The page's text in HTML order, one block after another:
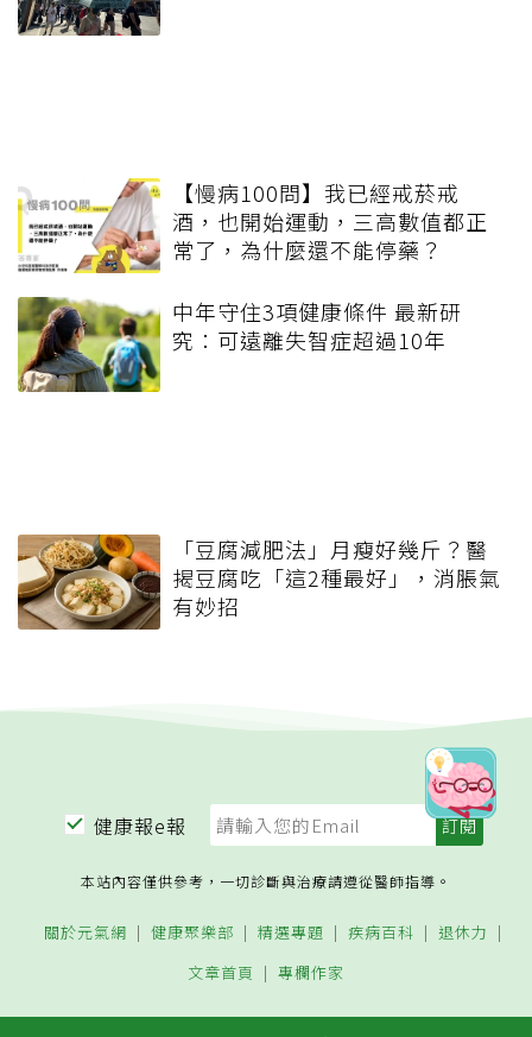
【慢病100問】我已經戒菸戒
酒，也開始運動，三高數值都正
常了，為什麼還不能停藥？
中年守住3項健康條件 最新研
究：可遠離失智症超過10年
「豆腐減肥法」月瘦好幾斤？醫
揭豆腐吃「這2種最好」，消脹氣
有妙招
健康報e報
本站內容僅供參考，一切診斷與治療請遵從醫師指導。
關於元氣網 健康聚樂部 精選專題 疾病百科
退休力
文章首頁
專欄作家